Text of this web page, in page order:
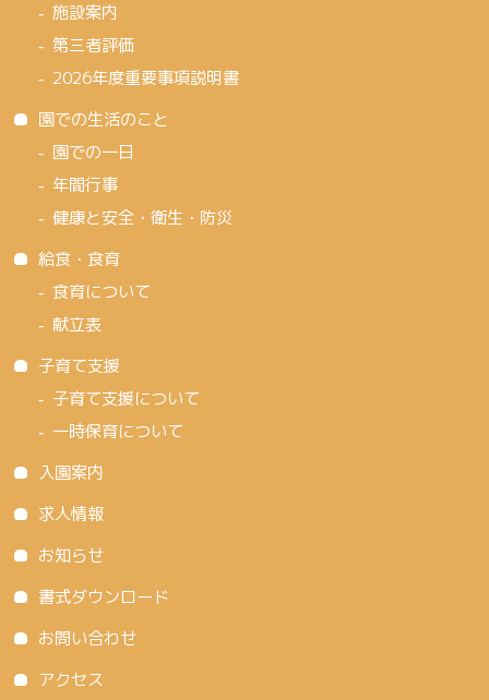
施設案内
第三者評価
2026年度重要事項説明書
園での生活のこと
園での一日
年間行事
健康と安全・衛生・防災
給食・食育
食育について
献立表
子育て支援
子育て支援について
一時保育について
入園案内
求人情報
お知らせ
書式ダウンロード
お問い合わせ
アクセス